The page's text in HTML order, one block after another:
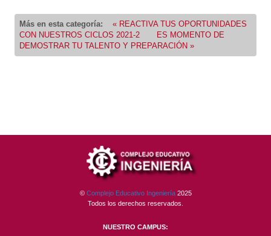
Más en esta categoría:
« REACTIVA TUS OPORTUNIDADES
CON NUESTROS CICLOS 2021-2
ES MOMENTO DE
DEMOSTRAR TU TALENTO Y PREPARACIÓN »
© Complejo Educativo Ingeniería 2025
Todos los derechos reservados.
NUESTRO CAMPUS: